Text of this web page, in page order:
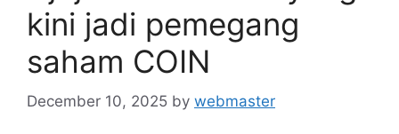
kini jadi pemegang
saham COIN
December 10, 2025 by webmaster